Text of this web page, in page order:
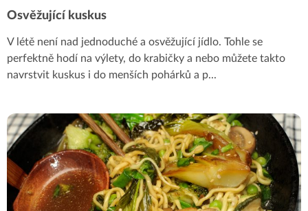
Osvěžující kuskus
V létě není nad jednoduché a osvěžující jídlo. Tohle se
perfektně hodí na výlety, do krabičky a nebo můžete takto
navrstvit kuskus i do menších pohárků a p...